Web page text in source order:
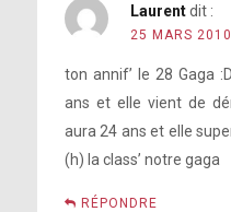
Laurent dit :
25 MARS
ton annif’ le 28 Gaga
ans et elle vient de
aura 24 ans et elle
(h) la class’ notre gaga
RÉPONDRE